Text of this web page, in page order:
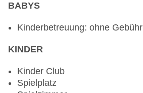
BABYS
Kinderbetreuung: ohne Gebühr
KINDER
Kinder Club
Spielplatz